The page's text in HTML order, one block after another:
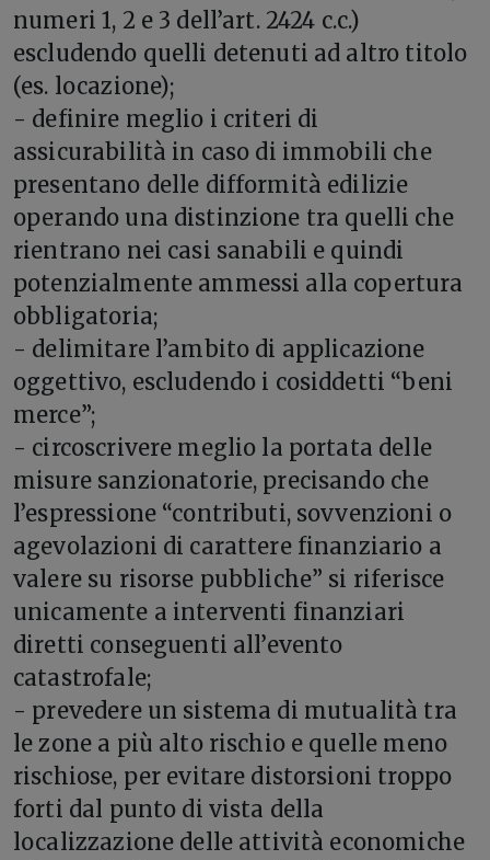
numeri 1, 2 e 3 dell’art. 2424 c.c.)
escludendo quelli detenuti ad altro titolo
(es. locazione);
- definire meglio i criteri di
assicurabilità in caso di immobili che
presentano delle difformità edilizie
operando una distinzione tra quelli che
rientrano nei casi sanabili e quindi
potenzialmente ammessi alla copertura
obbligatoria;
- delimitare l’ambito di applicazione
oggettivo, escludendo i cosiddetti “beni
merce”;
- circoscrivere meglio la portata delle
misure sanzionatorie, precisando che
l’espressione “contributi, sovvenzioni o
agevolazioni di carattere finanziario a
valere su risorse pubbliche” si riferisce
unicamente a interventi finanziari
diretti conseguenti all’evento
catastrofale;
- prevedere un sistema di mutualità tra
le zone a più alto rischio e quelle meno
rischiose, per evitare distorsioni troppo
forti dal punto di vista della
localizzazione delle attività economiche